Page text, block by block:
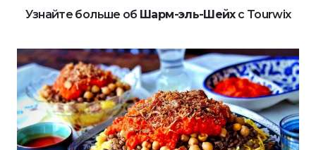
Узнайте больше об Шарм-эль-Шейхс Tourwix